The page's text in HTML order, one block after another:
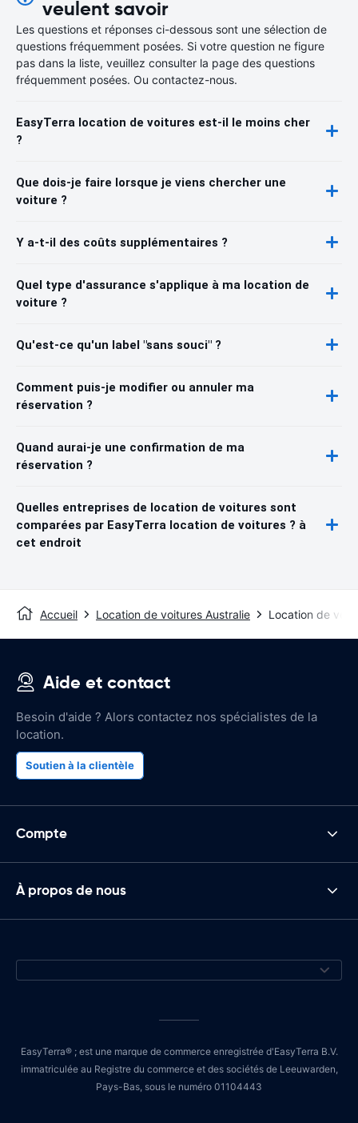
veulent savoir
Les questions et réponses ci-dessous sont une sélection de
questions fréquemment posées. Si votre question ne figure
pas dans la liste, veuillez consulter la page des questions
fréquemment posées. Ou contactez-nous.
EasyTerra location de voitures est-il le moins cher
?
Que dois-je faire lorsque je viens chercher une
voiture ?
Y a-t-il des coûts supplémentaires ?
Quel type d'assurance s'applique à ma location de
voiture ?
Qu'est-ce qu'un label "sans souci" ?
Comment puis-je modifier ou annuler ma
réservation ?
Quand aurai-je une confirmation de ma
réservation ?
Quelles entreprises de location de voitures sont
comparées par EasyTerra location de voitures ? à
cet endroit
Accueil Location de voitures Australie Location de
Aide et contact
Besoin d'aide ? Alors contactez nos spécialistes de la
location.
Soutien à la clientèle
Compte
À propos de nous
EasyTerra® ; est une marque de commerce enregistrée d'EasyTerra B.V.
immatriculée au Registre du commerce et des sociétés de Leeuwarden,
Pays-Bas, sous le numéro 01104443